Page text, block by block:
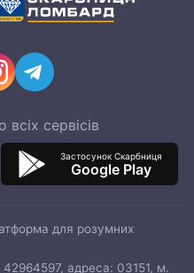
сервісів
Застосунок Скарбниця
Google Play
для розумних
адреса: 03151, м.